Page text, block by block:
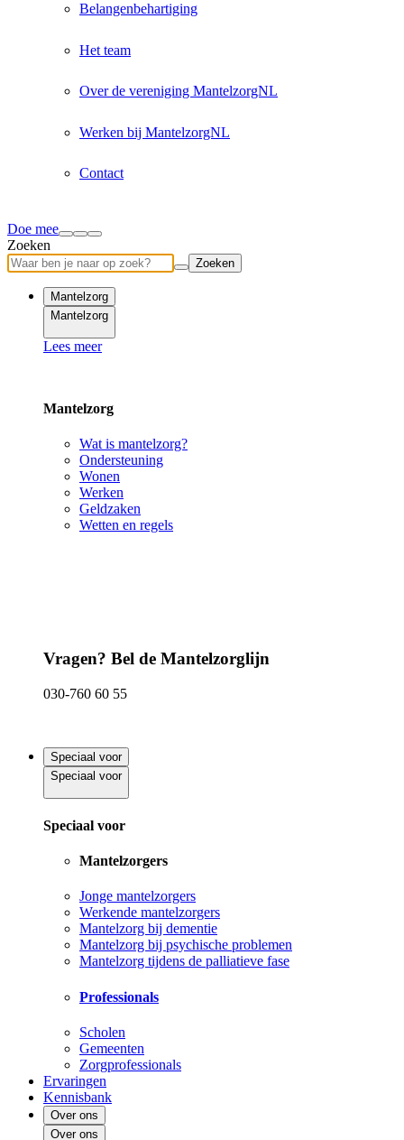
Belangenbehartiging
Het team
Over de vereniging MantelzorgNL
Werken bij MantelzorgNL
Contact
Doe mee
Zoeken
Zoeken
Mantelzorg
Mantelzorg
Lees meer
Mantelzorg
Wat is mantelzorg?
Ondersteuning
Wonen
Werken
Geldzaken
Wetten en regels
Vragen? Bel de Mantelzorglijn
030-760 60 55
Speciaal voor
Speciaal voor
Speciaal voor
Mantelzorgers
Jonge mantelzorgers
Werkende mantelzorgers
Mantelzorg bij dementie
Mantelzorg bij psychische problemen
Mantelzorg tijdens de palliatieve fase
Professionals
Scholen
Gemeenten
Zorgprofessionals
Ervaringen
Kennisbank
Over ons
Over ons